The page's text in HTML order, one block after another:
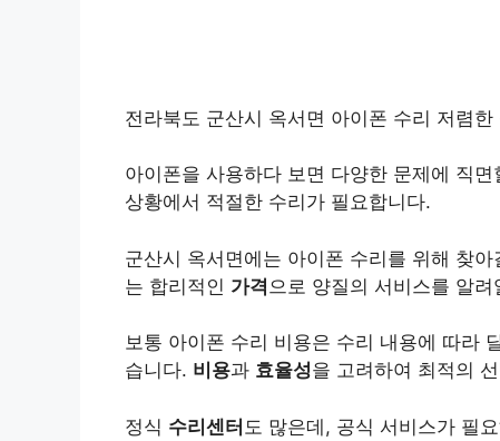
전라북도 군산시 옥서면 아이폰 수리 저렴
아이폰을 사용하다 보면 다양한 문제에 직
상황에서 적절한 수리가 필요합니다.
군산시 옥서면에는 아이폰 수리를 위해 찾아
는 합리적인 가격 으로 양질의 서비스를 알
보통 아이폰 수리 비용은 수리 내용에 따라
습니다. 비용과 효율성을 고려하여 최적의
정식 수리센터 도 많은데, 공식 서비스가 필